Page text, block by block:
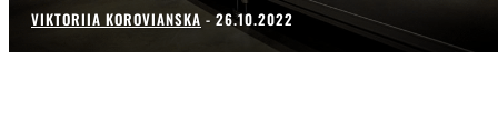
VIKTORIIA KOROVIANSKA - 26.10.2022